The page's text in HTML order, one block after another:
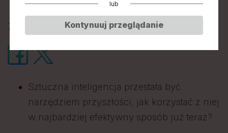
7 marca 2024 • 13:30-14:30 • Sala Balowa C
Sztuczna inteligencja przestała być
narzędziem przyszłości, jak korzystać z niej
w najbardziej efektywny sposób już teraz?
lub
Kontynuuj przeglądanie